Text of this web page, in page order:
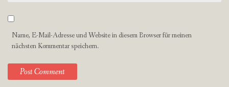
Name, E-Mail-Adresse und Website in diesem Browser für meinen
nächsten Kommentar speichern.